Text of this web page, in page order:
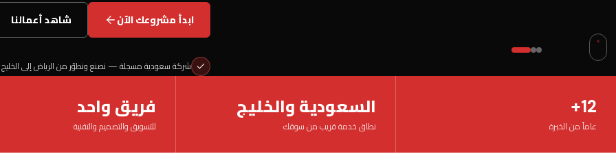
ابدأ مشروعك الآن شاهد أعمالنا
شركة سعودية مسجلة — نصنع ونطوّر من الرياض إلى الخليج
12+
عاماً من الخبرة
السعودية والخليج
نطاق خدمة قريب من سوقك
فريق واحد
للتسويق والتصميم والتقنية